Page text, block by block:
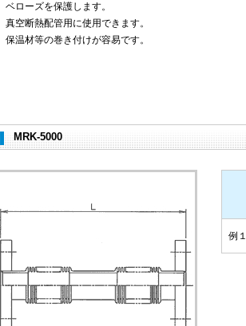
ベローズを保護します。
真空断熱配管用に使用できます。
保温材等の巻き付けが容易です。
MRK-5000
例１